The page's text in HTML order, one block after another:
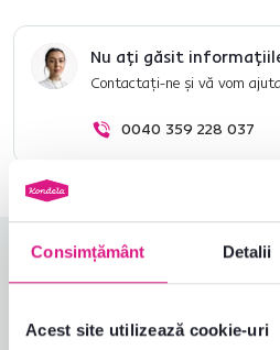
Consimțământ Detalii
Acest site utilizează cookie-uri
Nu ați găsit
Contactați-ne și vă vom
0040 359 228 037
Evaluări produs
4,9
Calitatea produsului